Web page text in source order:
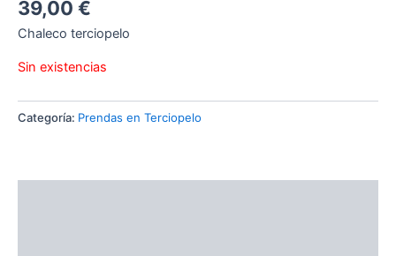
39,00 €
Chaleco terciopelo
Sin existencias
Categoría: Prendas en Terciopelo